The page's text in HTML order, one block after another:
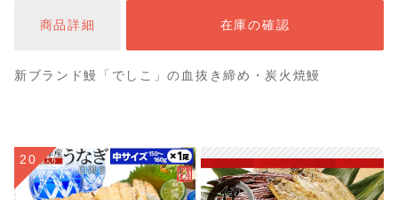
商品詳細 在庫の確認
新ブランド鰻「でしこ」の血抜き締め・炭火焼鰻
20